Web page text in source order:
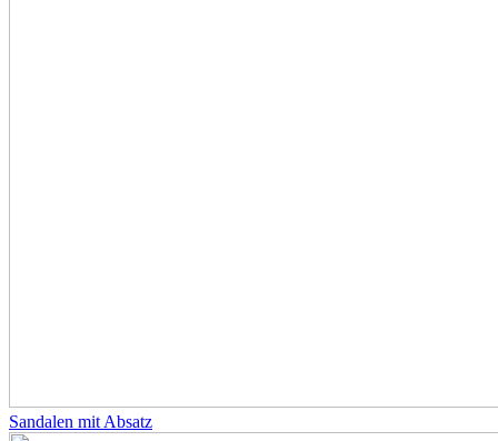
Sandalen mit Absatz